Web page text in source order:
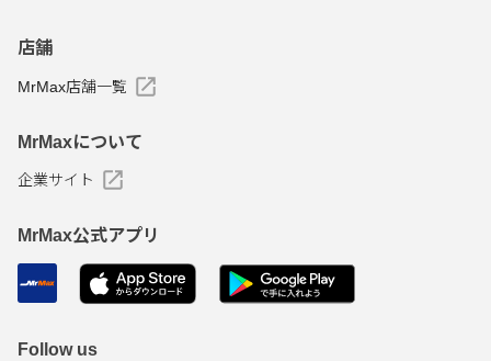
店舗
MrMax店舗一覧
MrMaxについて
企業サイト
MrMax公式アプリ
Follow us